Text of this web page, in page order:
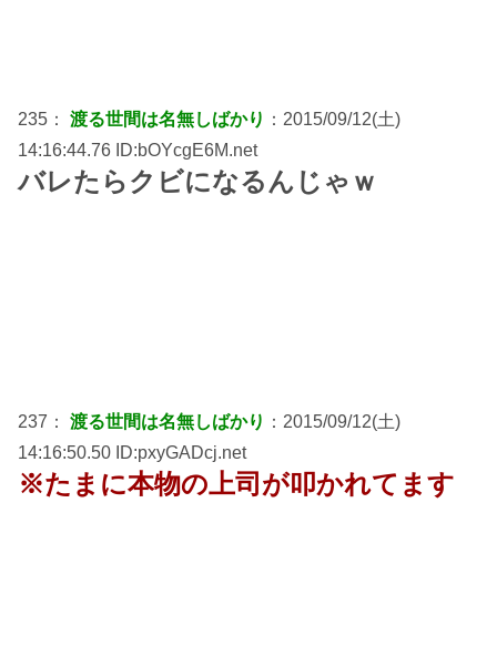
235： 渡る世間は名無しばかり ：2015/09/12(土)
14:16:44.76 ID:bOYcgE6M.net
バレたらクビになるんじゃｗ
237： 渡る世間は名無しばかり ：2015/09/12(土)
14:16:50.50 ID:pxyGADcj.net
※たまに本物の上司が叩かれてます